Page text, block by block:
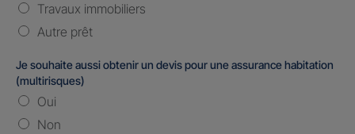
Travaux immobiliers
Autre prêt
Je souhaite aussi obtenir un devis pour une assurance habitation
(multirisques)
Oui
Non